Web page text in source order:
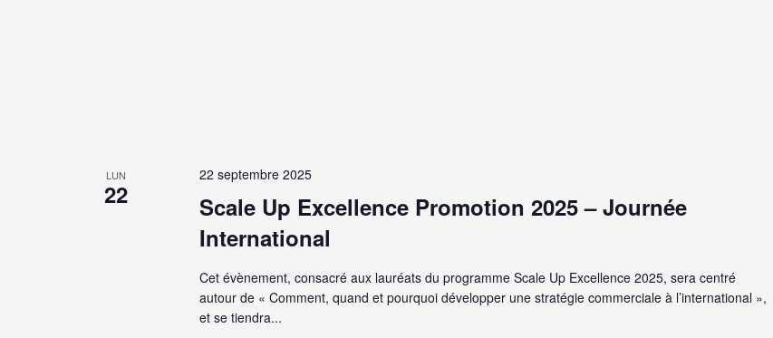
LUN
22
Scale Up Excellence Promotion 2025 – Journée
International
22 septembre 2025
Cet évènement, consacré aux lauréats du programme Scale Up Excellence 2025, sera centré
autour de « Comment, quand et pourquoi développer une stratégie commerciale à l’international »,
et se tiendra...